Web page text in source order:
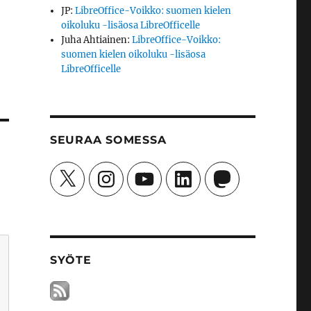
JP:LibreOffice-Voikko: suomen kielen
oikoluku -lisäosa LibreOfficelle
Juha Ahtiainen:LibreOffice-Voikko:
suomen kielen oikoluku -lisäosa
LibreOfficelle
SEURAA SOMESSA
X InstagramYouTubeLinkedInMastodon
SYÖTE